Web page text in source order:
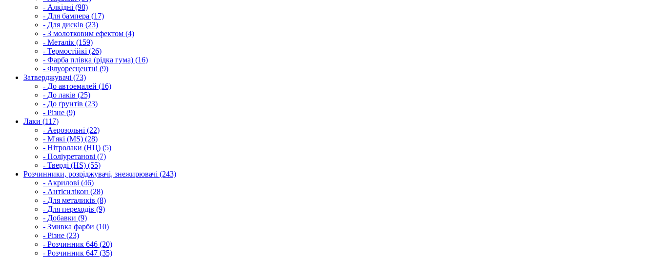
- Алкідні (98)
- Для бампера (17)
- Для дисків (23)
- З молотковим ефектом (4)
- Металік (159)
- Термостійкі (26)
- Фарба плівка (рідка гума) (16)
- Флуоресцентні (9)
Затверджувачі (73)
- До автоемалей (16)
- До лаків (25)
- До ґрунтів (23)
- Різне (9)
Лаки (117)
- Аерозольні (22)
- М'які (MS) (28)
- Нітролаки (НЦ) (5)
- Поліуретанові (7)
- Тверді (HS) (55)
Розчинники, розріджувачі, знежирювачі (243)
- Акрилові (46)
- Антісилікон (28)
- Для металиків (8)
- Для переходів (9)
- Добавки (9)
- Змивка фарби (10)
- Різне (23)
- Розчинник 646 (20)
- Розчинник 647 (35)